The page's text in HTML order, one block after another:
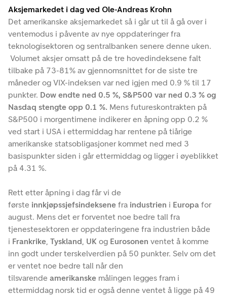
Aksjemarkedet i dag ved Ole-Andreas Krohn
Det amerikanske aksjemarkedet så i går ut til å gå over i
ventemodus i påvente av nye oppdateringer fra
teknologisektoren og sentralbanken senere denne uken.
Volumet aksjer omsatt på de tre hovedindeksene falt
tilbake på 73-81% av gjennomsnittet for de siste tre
måneder og VIX-indeksen var ned igjen med 0.9 % til 17
punkter. Dow endte ned 0.5 %, S&P500 var ned 0.3 % og
Nasdaq stengte opp 0.1 %. Mens futureskontrakten på
S&P500 i morgentimene indikerer en åpning opp 0.2 %
ved start i USA i ettermiddag har rentene på tiårige
amerikanske statsobligasjoner kommet ned med 3
basispunkter siden i går ettermiddag og ligger i øyeblikket
på 4.31 %.
Rett etter åpning i dag får vi de
første innkjøpssjefsindeksene fra industrien i Europa for
august. Mens det er forventet noe bedre tall fra
tjenestesektoren er oppdateringene fra industrien både
i Frankrike, Tyskland, UK og Eurosonen ventet å komme
inn godt under terskelverdien på 50 punkter. Selv om det
er ventet noe bedre tall når den
tilsvarende amerikanske målingen legges fram i
ettermiddag norsk tid er også denne ventet å ligge på 49